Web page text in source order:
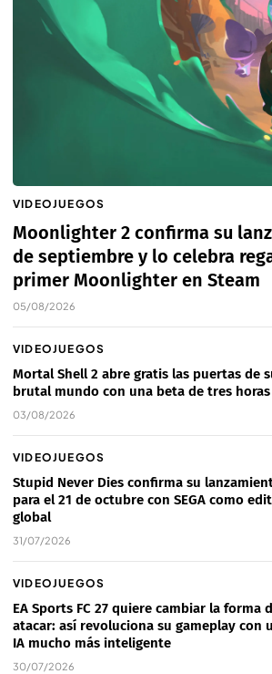
VIDEOJUEGOS
Moonlighter 2 confirma su
de septiembre y lo celebra
primer Moonlighter en Steam
05/08/2026
VIDEOJUEGOS
Mortal Shell 2 abre gratis las puertas de
brutal mundo con una beta de tres horas
03/08/2026
VIDEOJUEGOS
Stupid Never Dies confirma su
para el 21 de octubre con SEGA como
global
31/07/2026
VIDEOJUEGOS
EA Sports FC 27 quiere cambiar la forma
atacar: así revoluciona su gameplay con
IA mucho más inteligente
30/07/2026